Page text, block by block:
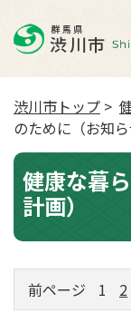
渋川市トップ >
のために（お知ら
健康な暮
計画）
前ページ 1 2